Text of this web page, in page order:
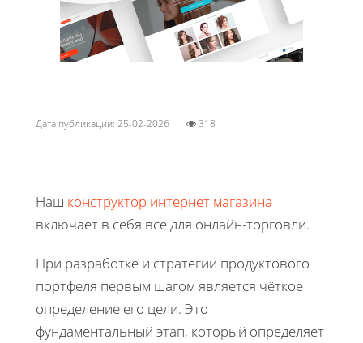
Дата публикации: 25-02-2026 318
Наш конструктор интернет магазина
включает в себя все для онлайн-торговли.
При разработке и стратегии продуктового
портфеля первым шагом является чёткое
определение его цели. Это
фундаментальный этап, который определяет